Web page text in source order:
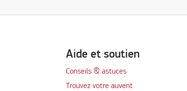
Aide et soutien
Conseils & astuces
Trouvez votre auvent